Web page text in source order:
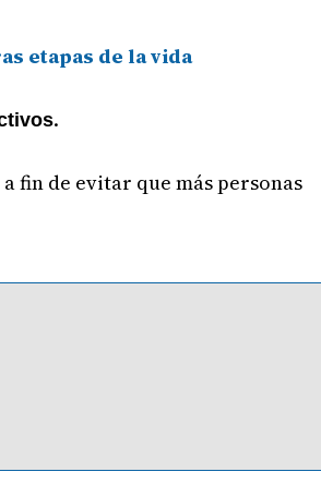
etapas de la vida
.
fin de evitar que más personas